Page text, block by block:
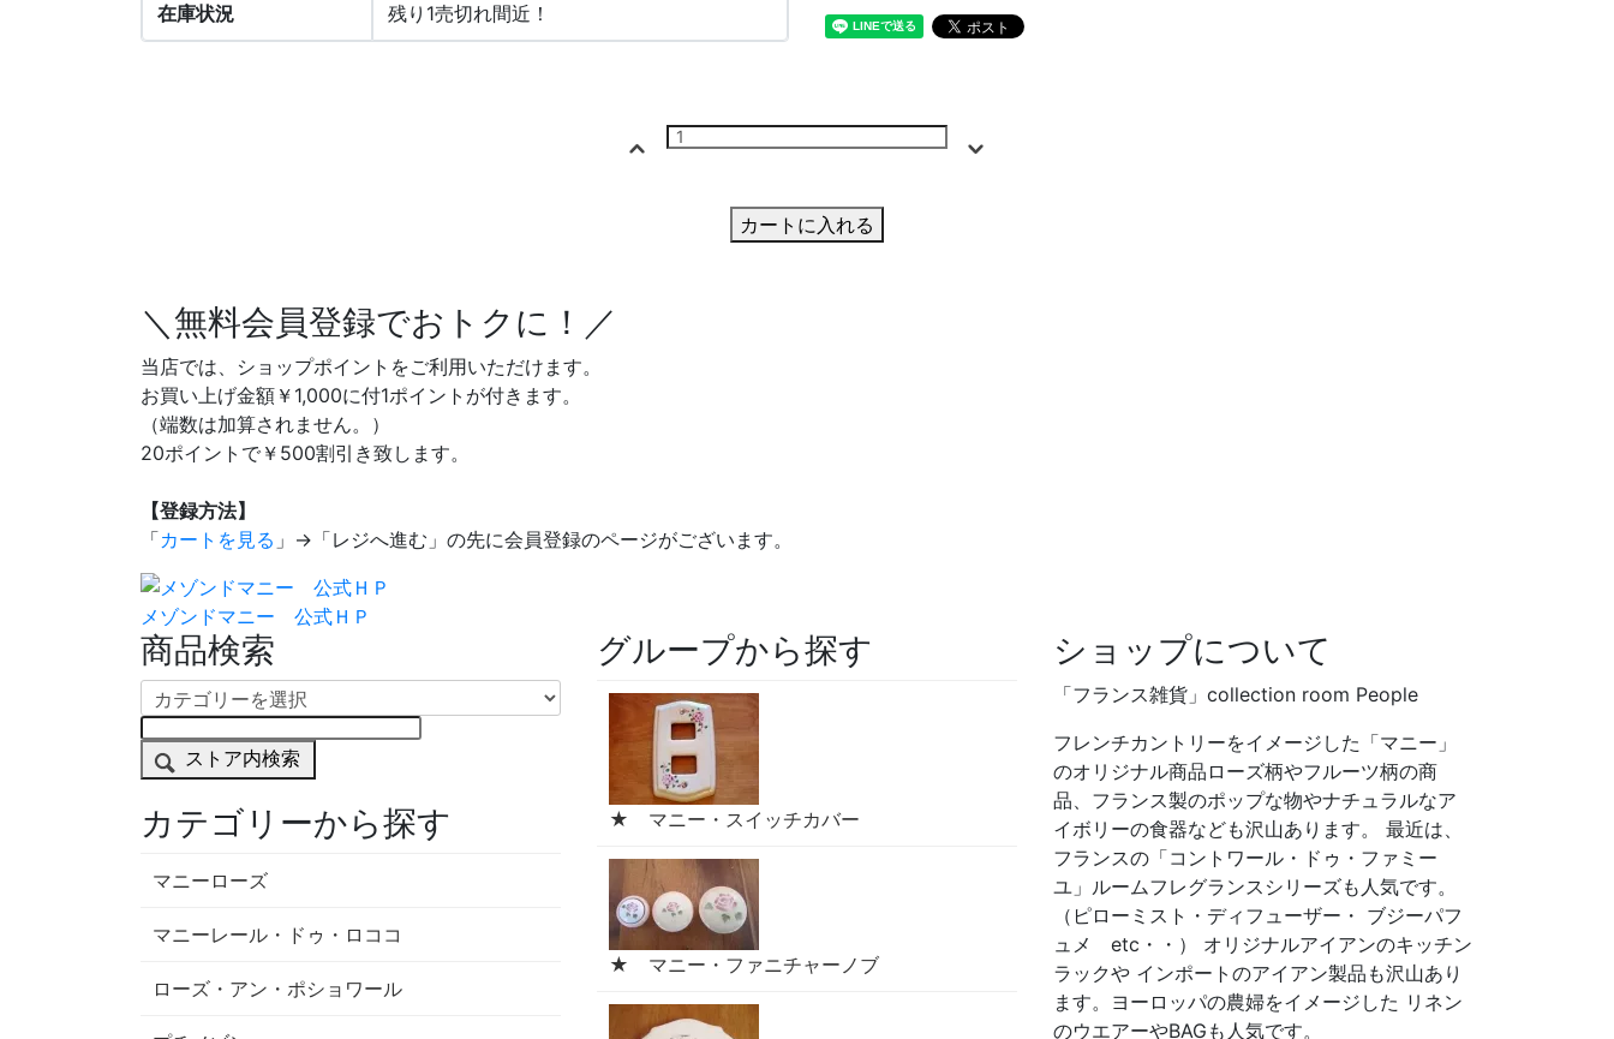
在庫状況 残り1売切れ間近！
カートに入れる
＼無料会員登録でおトクに！／
当店では、ショップポイントをご利用いただけます。
お買い上げ金額￥1,000に付1ポイントが付きます。
（端数は加算されません。）
20ポイントで￥500割引き致します。
【登録方法】
「カートを見る 」→「レジへ進む」の先に会員登録のページがございます。
メゾンドマニー 公式ＨＰ
商品検索
ストア内検索
カテゴリーから探す
マニーローズ
マニーレール・ドゥ・ロココ
ローズ・アン・ポショワール
グループから探す
★ マニー・スイッチカバー
★ マニー・ファニチャーノブ
ショップについて
「フランス雑貨」collection room People
フレンチカントリーをイメージした「マニー」
のオリジナル商品ローズ柄やフルーツ柄の商
品、フランス製のポップな物やナチュラルなア
イボリーの食器なども沢山あります。 最近は、
フランスの「コントワール・ドゥ・ファミー
ユ」ルームフレグランスシリーズも人気です。
（ピローミスト・ディフューザー・ ブジーパフ
ュメ etc・・） オリジナルアイアンのキッチン
ラックや インポートのアイアン製品も沢山あり
ます。ヨーロッパの農婦をイメージした リネン
のウエアーやBAGも人気です。